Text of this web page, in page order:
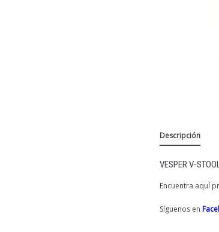
Descripción
VESPER V-
Encuentra aquí
Síguenos en